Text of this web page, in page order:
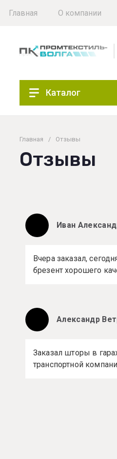
Главная О компании
Каталог
Главная / Отзывы
Отзывы
Иван
Вчера заказал,
брезент хорошего
Александр
Заказал шторы в
транспортной